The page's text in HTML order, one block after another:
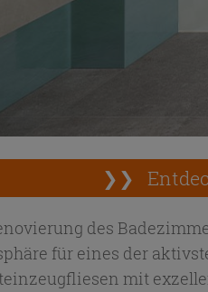
❯❯
des
für eines der
mit